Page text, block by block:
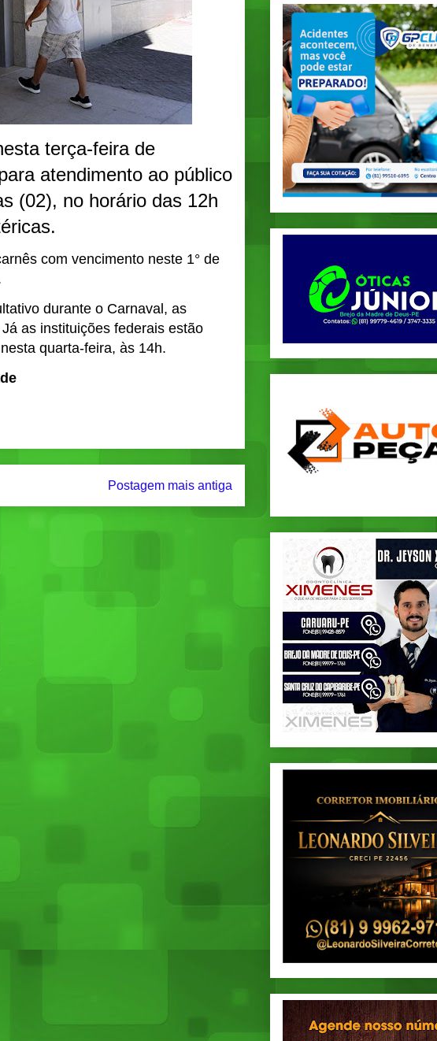
terça-feira de
atendimento ao público
(02), no horário das 12h
com vencimento neste 1° de
durante o Carnaval, as
as instituições federais estão
quarta-feira, às 14h.
Postagem mais antiga